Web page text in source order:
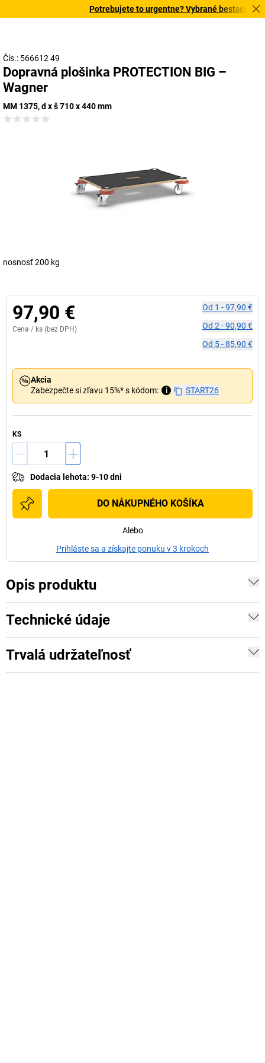
Potrebujete to urgentne? Vybrané bestsellery
Čís.: 566612 49
Dopravná plošinka PROTECTION BIG –
Wagner
MM 1375, d x š 710 x 440 mm
nosnosť 200 kg
97,90 €
Cena / ks (bez DPH)
Od 1 -97,90 €
Od 2 -90,90 €
Od 5-85,90 €
Akcia
Zabezpečte si zľavu 15%* s kódom:
i START26
KS
Dodacia lehota: 9-10 dni
DO NÁKUPNÉHO KOŠÍKA
Alebo
Prihláste sa a získajte ponuku v 3 krokoch
Opis produktu
Technické údaje
Trvalá udržateľnosť